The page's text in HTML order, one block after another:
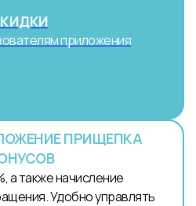
приложения
ПРИЩЕПКА
а также начисление
Удобно управлять